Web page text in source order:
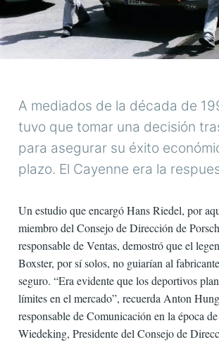
A mediados de la década de
tuvo que tomar una decisión
para asegurar su éxito
plazo. El Cayenne era la
Un estudio que encargó Hans Riedel, por
miembro del Consejo de Dirección de
responsable de Ventas, demostró que el
Boxster, por sí solos, no guiarían al
seguro. “Era evidente que los deportivos
límites en el mercado”, recuerda Anton
responsable de Comunicación en la época
Wiedeking, Presidente del Consejo de